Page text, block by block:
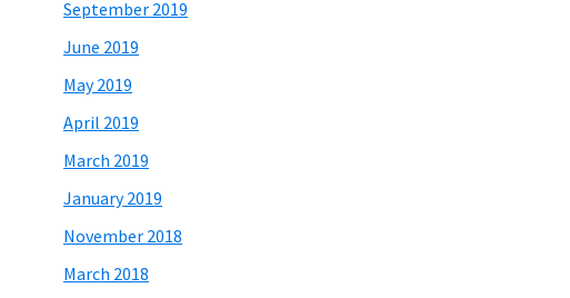
September 2019
June 2019
May 2019
April 2019
March 2019
January 2019
November 2018
March 2018